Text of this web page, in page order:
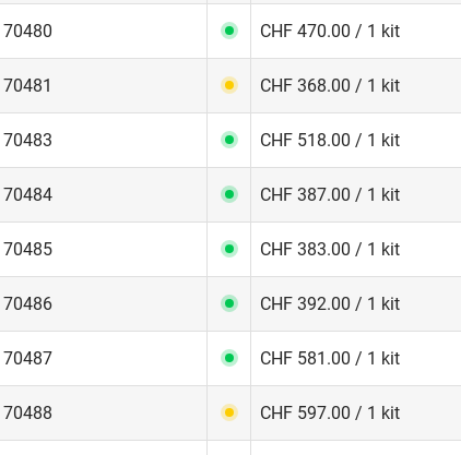
70480 CHF 470.00 / 1 kit
70481 CHF 368.00 / 1 kit
70483 CHF 518.00 / 1 kit
70484 CHF 387.00 / 1 kit
70485 CHF 383.00 / 1 kit
70486 CHF 392.00 / 1 kit
70487 CHF 581.00 / 1 kit
70488 CHF 597.00 / 1 kit